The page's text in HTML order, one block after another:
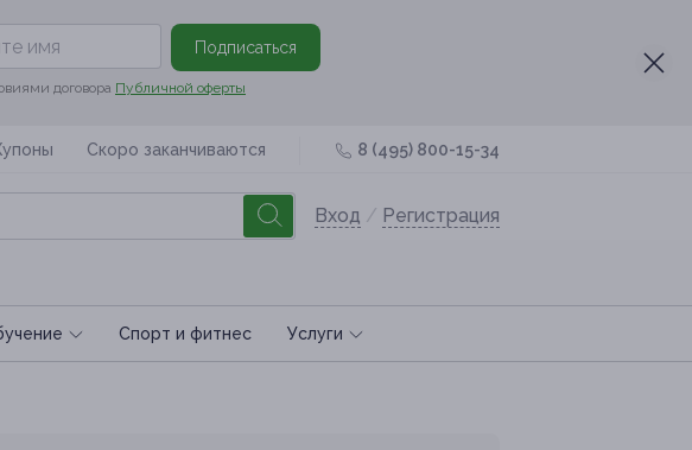
Подписаться
договора Публичной оферты
Скоро заканчиваются 8 (495) 800-15-34
Вход / Регистрация
Спoрт и фитнес Услуги